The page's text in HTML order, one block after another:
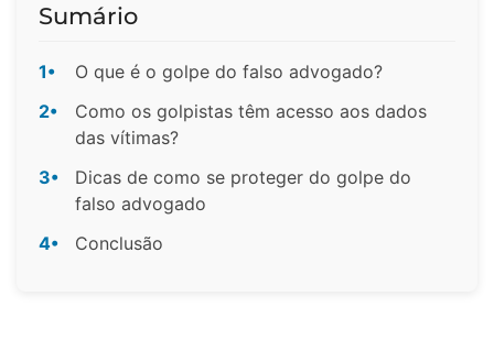
Sumário
1•
O que é o golpe do falso advogado?
2•
Como os golpistas têm acesso aos dados
das vítimas?
3•
Dicas de como se proteger do golpe do
falso advogado
4•
Conclusão